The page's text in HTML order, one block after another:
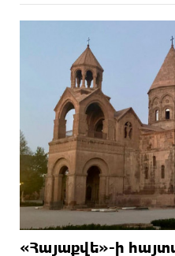
«Հայաքվե»-ի